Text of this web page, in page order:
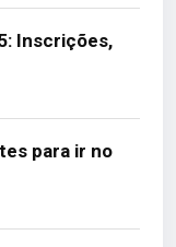
Inscrições,
para ir no